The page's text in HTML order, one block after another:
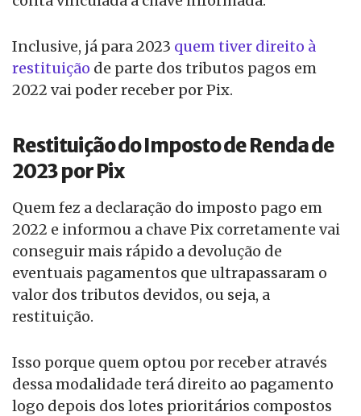
Inclusive, já para 2023 quem tiver direito à
restituição de parte dos tributos pagos em
2022 vai poder receber por Pix.
Restituição do Imposto de Renda de
2023 por Pix
Quem fez a declaração do imposto pago em
2022 e informou a chave Pix corretamente vai
conseguir mais rápido a devolução de
eventuais pagamentos que ultrapassaram o
valor dos tributos devidos, ou seja, a
restituição.
Isso porque quem optou por receber através
dessa modalidade terá direito ao pagamento
logo depois dos lotes prioritários compostos